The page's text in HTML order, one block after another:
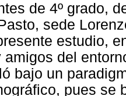
de 4º grado,
sede
estudio,
amigos del
bajo un
pues se